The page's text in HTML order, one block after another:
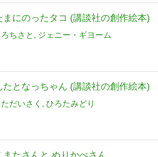
まにのったタコ (講談社の創作絵本)
ちさと ジェニー・ギヨーム
たとなっちゃん (講談社の創作絵本)
だいさく ひろたみどり
またさんと ぬりかべさん